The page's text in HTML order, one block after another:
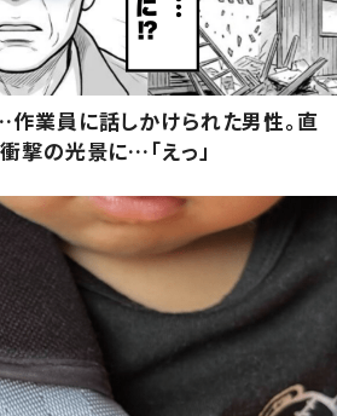
業員に話しかけられた男性。直
撃の光景に…「えっ」